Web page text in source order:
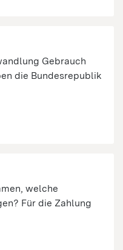
Gebrauch
die Bundesrepublik
welche
Für die Zahlung